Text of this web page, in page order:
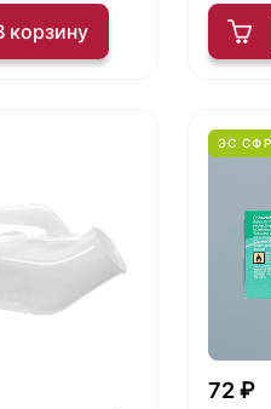
корзину
ЭС СФР
72 ₽